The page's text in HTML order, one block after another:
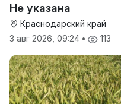
Не указана
Краснодарский край
3 авг 2026, 09:24 • 113